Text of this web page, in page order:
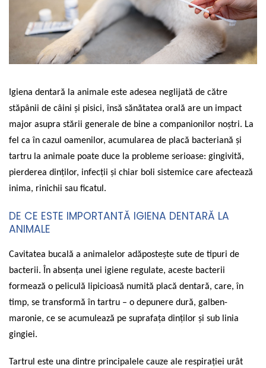
Produse Cosmetice
Hormonale
Alte Afecțiuni
Hrană / Diete Câini
Hrană Umedă Câini
Diete Veterinare - Hrană Uscată
Câini
Diete Veterinare - Hrană Umedă
Câini
Recompense Câini
Lapte Câini
Igienă Orală Câini
Șervețele Umede
Covorașe absorbante
Igienă Interior
Periaj și Descâlcit Câini
Clești și Forfecuțe
Diverse
Accesorii Câini
Dispozitive pentru administrare
Produse Cosmetice
Hormonale
Alte Afecțiuni
Hrană / Diete Pisici
Hrană Umedă Pisici
Diete Veterinare - Hrană Uscată
Pisici
Diete Veterinare - Hrană Umedă
Pisici
Recompense Pisici
Lapte Pisici
Litiere, Nisip și Accesorii
Igienă Orală Pisici
Șervețele Umede
Igienă Interior
Covorașe absorbante
Clești și Forfecuțe
Accesorii Pisici
Dispozitive pentru administrare
tratamente
Medalioane
Astm și Afecțiuni Respiratorii
Cardiace și Antihipertensive
Diabet și Insulina
Antiinflamatoare
Epilepsie
Igienă Dentară
Oncologice / Antitumorale
Otice
Prevenție
Heartworms(Dirofilaria)
Dermatologice
Sistemul Digestiv
Suplimente Imunitate și
Vitamine
Tiroida și Hormoni
Tractul Urinar și Rinichi
Tratamentul Rănilor
Alte Afecțiuni
Institutul Pasteur România
KRKA
Maravet
MSD
Optixcare
Orion Pharma
Purina
Richter Pharma
Royal Canin
VetExpert
Vetoquinol
Virbac
Viyo
Igiena dentară la animale este adesea neglijată de către
stăpânii de câini și pisici, însă sănătatea orală are un impact
major asupra stării generale de bine a companionilor noștri. La
fel ca în cazul oamenilor, acumularea de placă bacteriană și
tartru la animale poate duce la probleme serioase: gingivită,
pierderea dinților, infecții și chiar boli sistemice care afectează
inima, rinichii sau ficatul.
DE CE ESTE IMPORTANTĂ IGIENA DENTARĂ LA
ANIMALE
Cavitatea bucală a animalelor adăpostește sute de tipuri de
bacterii. În absența unei igiene regulate, aceste bacterii
formează o peliculă lipicioasă numită placă dentară, care, în
timp, se transformă în tartru – o depunere dură, galben-
maronie, ce se acumulează pe suprafața dinților și sub linia
gingiei.
Tartrul este una dintre principalele cauze ale respirației urât